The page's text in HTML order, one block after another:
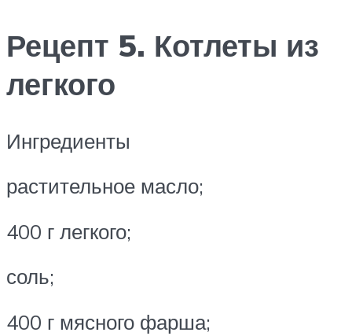
Рецепт 5. Котлеты из
легкого
Ингредиенты
растительное масло;
400 г легкого;
соль;
400 г мясного фарша;